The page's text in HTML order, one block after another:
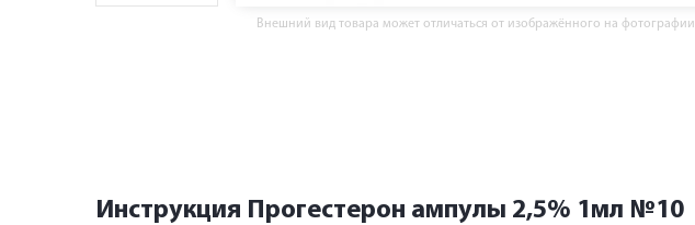
Внешний вид товара может отличаться от изображённого на фотографии
Инструкция Прогестерон ампулы 2,5% 1мл №10